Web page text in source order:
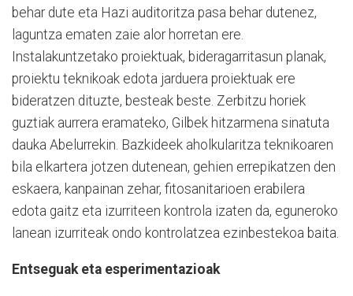
behar dute eta Hazi auditoritza pasa behar dutenez,
laguntza ematen zaie alor horretan ere.
Instalakuntzetako proiektuak, bideragarritasun planak,
proiektu teknikoak edota jarduera proiektuak ere
bideratzen dituzte, besteak beste. Zerbitzu horiek
guztiak aurrera eramateko, Gilbek hitzarmena sinatuta
dauka Abelurrekin. Bazkideek aholkularitza teknikoaren
bila elkartera jotzen dutenean, gehien errepikatzen den
eskaera, kanpainan zehar, fitosanitarioen erabilera
edota gaitz eta izurriteen kontrola izaten da, eguneroko
lanean izurriteak ondo kontrolatzea ezinbestekoa baita.
Entseguak eta esperimentazioak